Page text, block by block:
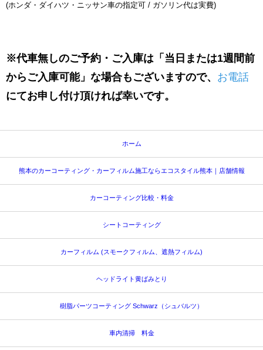
(ホンダ・ダイハツ・ニッサン車の指定可 / ガソリン代は実費)
※代車無しのご予約・ご入庫は「当日または1週間前
からご入庫可能」な場合もございますので、 お電話
にてお申し付け頂ければ幸いです。
ホーム
熊本のカーコーティング・カーフィルム施工ならエコスタイル熊本｜店舗情報
カーコーティング比較・料金
シートコーティング
カーフィルム (スモークフィルム、遮熱フィルム)
ヘッドライト黄ばみとり
樹脂パーツコーティング Schwarz（シュバルツ）
車内清掃 料金